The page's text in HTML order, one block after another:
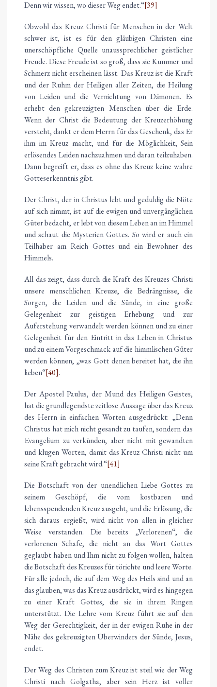
Denn wir wissen, wo dieser Weg endet.“[39]
Obwohl das Kreuz Christi für Menschen in der Welt
schwer ist, ist es für den gläubigen Christen eine
unerschöpfliche Quelle unaussprechlicher geistlicher
Freude. Diese Freude ist so groß, dass sie Kummer und
Schmerz nicht erscheinen lässt. Das Kreuz ist die Kraft
und der Ruhm der Heiligen aller Zeiten, die Heilung
von Leiden und die Vernichtung von Dämonen. Es
erhebt den gekreuzigten Menschen über die Erde.
Wenn der Christ die Bedeutung der Kreuzerhöhung
versteht, dankt er dem Herrn für das Geschenk, das Er
ihm im Kreuz macht, und für die Möglichkeit, Sein
erlösendes Leiden nachzuahmen und daran teilzuhaben.
Dann begreift er, dass es ohne das Kreuz keine wahre
Gotteserkenntnis gibt.
Der Christ, der in Christus lebt und geduldig die Nöte
auf sich nimmt, ist auf die ewigen und unvergänglichen
Güter bedacht, er lebt von diesem Leben an im Himmel
und schaut die Mysterien Gottes. So wird er auch ein
Teilhaber am Reich Gottes und ein Bewohner des
Himmels.
All das zeigt, dass durch die Kraft des Kreuzes Christi
unsere menschlichen Kreuze, die Bedrängnisse, die
Sorgen, die Leiden und die Sünde, in eine große
Gelegenheit zur geistigen Erhebung und zur
Auferstehung verwandelt werden können und zu einer
Gelegenheit für den Eintritt in das Leben in Christus
und zu einem Vorgeschmack auf die himmlischen Güter
werden können, „was Gott denen bereitet hat, die ihn
lieben“[40].
Der Apostel Paulus, der Mund des Heiligen Geistes,
hat die grundlegendste zeitlose Aussage über das Kreuz
des Herrn in einfachen Worten ausgedrückt: „Denn
Christus hat mich nicht gesandt zu taufen, sondern das
Evangelium zu verkünden, aber nicht mit gewandten
und klugen Worten, damit das Kreuz Christi nicht um
seine Kraft gebracht wird.“[41]
Die Botschaft von der unendlichen Liebe Gottes zu
seinem Geschöpf, die vom kostbaren und
lebensspendenden Kreuz ausgeht, und die Erlösung, die
sich daraus ergießt, wird nicht von allen in gleicher
Weise verstanden. Die bereits „Verlorenen“, die
verlorenen Schafe, die nicht an das Wort Gottes
geglaubt haben und Ihm nicht zu folgen wollen, halten
die Botschaft des Kreuzes für törichte und leere Worte.
Für alle jedoch, die auf dem Weg des Heils sind und an
das glauben, was das Kreuz ausdrückt, wird es hingegen
zu einer Kraft Gottes, die sie in ihrem Ringen
unterstützt. Die Lehre vom Kreuz führt sie auf den
Weg der Gerechtigkeit, der in der ewigen Ruhe in der
Nähe des gekreuzigten Überwinders der Sünde, Jesus,
endet.
Der Weg des Christen zum Kreuz ist steil wie der Weg
Christi nach Golgatha, aber sein Herz ist voller